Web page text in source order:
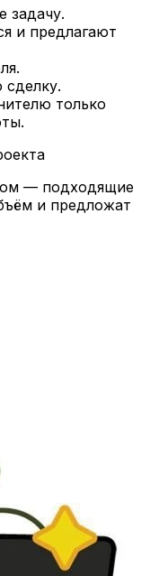
задачу.
и предлагают
сделку.
только
— подходящие
и предложат